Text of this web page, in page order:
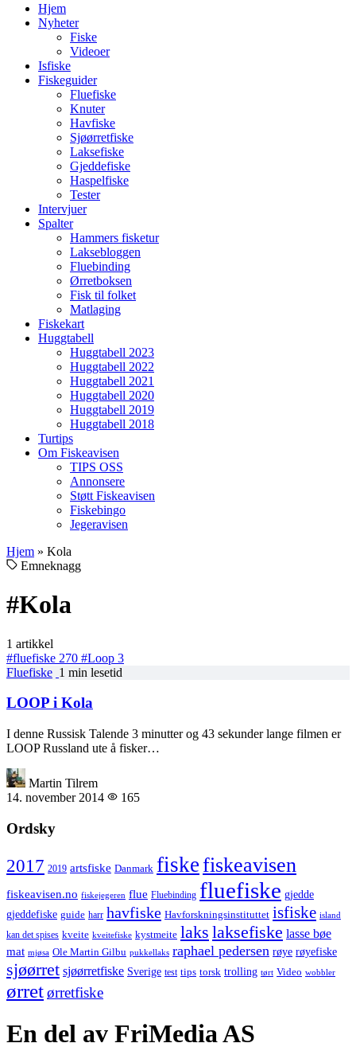
Hjem
Nyheter
Fiske
Videoer
Isfiske
Fiskeguider
Fluefiske
Knuter
Havfiske
Sjøørretfiske
Laksefiske
Gjeddefiske
Haspelfiske
Tester
Intervjuer
Spalter
Hammers fisketur
Laksebloggen
Fluebinding
Ørretboksen
Fisk til folket
Matlaging
Fiskekart
Huggtabell
Huggtabell 2023
Huggtabell 2022
Huggtabell 2021
Huggtabell 2020
Huggtabell 2019
Huggtabell 2018
Turtips
Om Fiskeavisen
TIPS OSS
Annonsere
Støtt Fiskeavisen
Fiskebingo
Jegeravisen
Hjem » Kola
Emneknagg
#Kola
1 artikkel
#fluefiske 270 #Loop 3
Fluefiske 1 min lesetid
LOOP i Kola
I denne Russisk Talende 3 minutter og 43 sekunder lange filmen er
LOOP Russland ute å fisker…
Martin Tilrem
14. november 2014
165
Ordsky
2017 2019 artsfiske Danmark fiskefiskeavisen
fiskeavisen.no fiskejegeren flue Fluebinding fluefiske gjedde
gjeddefiske guide harr havfiske Havforskningsinstituttet isfiske island
kan det spises kveite kveitefiske kystmeite laks laksefiske lasse bøe
mat mjøsa Ole Martin Gilbu pukkellaks raphael pedersen røye røyefiske
sjøørret sjøørretfiske Sverige test tips torsk trolling tørt Video wobbler
ørretørretfiske
En del av FriMedia AS